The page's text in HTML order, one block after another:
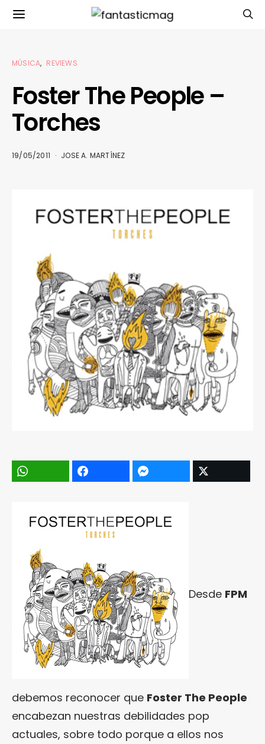
MÚSICA REVIEWS
Foster The People –
Torches
19/05/2011 JOSE A. MARTÍNEZ
Desde FPM
debemos reconocer que Foster The People
encabezan nuestras debilidades pop
actuales, sobre todo porque a ellos nos